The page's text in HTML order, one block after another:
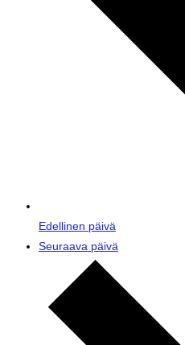
Edellinen päivä
Seuraava päivä